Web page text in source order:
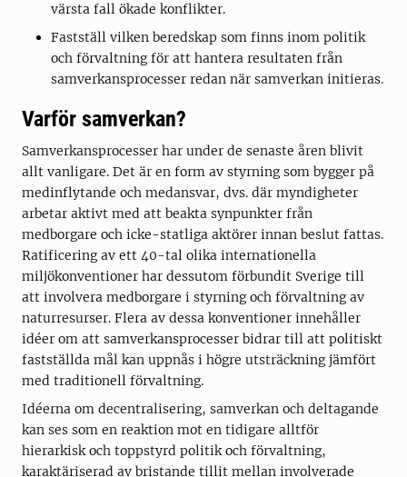
värsta fall ökade konflikter.
Fastställ vilken beredskap som finns inom politik
och förvaltning för att hantera resultaten från
samverkansprocesser redan när samverkan initieras.
Varför samverkan?
Samverkansprocesser har under de senaste åren blivit
allt vanligare. Det är en form av styrning som bygger på
medinflytande och medansvar, dvs. där myndigheter
arbetar aktivt med att beakta synpunkter från
medborgare och icke-statliga aktörer innan beslut fattas.
Ratificering av ett 40-tal olika internationella
miljökonventioner har dessutom förbundit Sverige till
att involvera medborgare i styrning och förvaltning av
naturresurser. Flera av dessa konventioner innehåller
idéer om att samverkansprocesser bidrar till att politiskt
fastställda mål kan uppnås i högre utsträckning jämfört
med traditionell förvaltning.
Idéerna om decentralisering, samverkan och deltagande
kan ses som en reaktion mot en tidigare alltför
hierarkisk och toppstyrd politik och förvaltning,
karaktäriserad av bristande tillit mellan involverade